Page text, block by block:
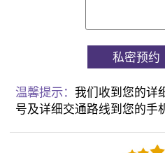
私密预约
温馨提示：我们收到您的详
号及详细交通路线到您的手